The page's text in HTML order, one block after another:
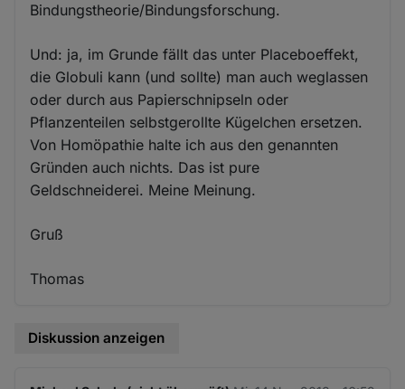
Bindungstheorie/Bindungsforschung.
Und: ja, im Grunde fällt das unter Placeboeffekt,
die Globuli kann (und sollte) man auch weglassen
oder durch aus Papierschnipseln oder
Pflanzenteilen selbstgerollte Kügelchen ersetzen.
Von Homöpathie halte ich aus den genannten
Gründen auch nichts. Das ist pure
Geldschneiderei. Meine Meinung.
Gruß
Thomas
Diskussion anzeigen